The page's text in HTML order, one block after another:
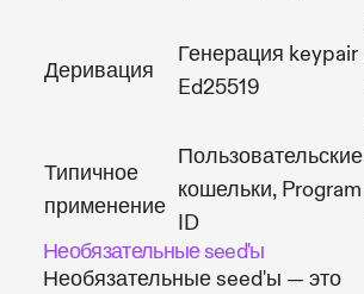
Деривация
Генерация keypair
Ed25519
Типичное
применение
Пользовательские
кошельки, Program
ID
Необязательные seed'ы
Необязательные seed'ы — это